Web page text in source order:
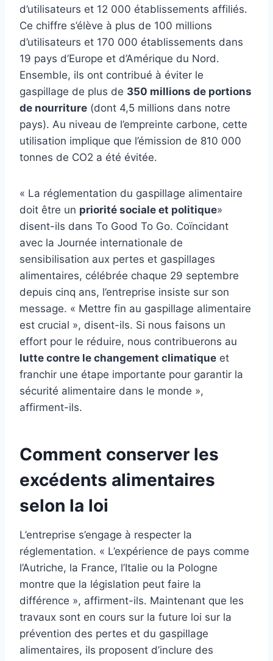
d’utilisateurs et 12 000 établissements affiliés.
Ce chiffre s’élève à plus de 100 millions
d’utilisateurs et 170 000 établissements dans
19 pays d’Europe et d’Amérique du Nord.
Ensemble, ils ont contribué à éviter le
gaspillage de plus de 350 millions de portions
de nourriture (dont 4,5 millions dans notre
pays). Au niveau de l’empreinte carbone, cette
utilisation implique que l’émission de 810 000
tonnes de CO2 a été évitée.
« La réglementation du gaspillage alimentaire
doit être un priorité sociale et politique»
disent-ils dans To Good To Go. Coïncidant
avec la Journée internationale de
sensibilisation aux pertes et gaspillages
alimentaires, célébrée chaque 29 septembre
depuis cinq ans, l’entreprise insiste sur son
message. « Mettre fin au gaspillage alimentaire
est crucial », disent-ils. Si nous faisons un
effort pour le réduire, nous contribuerons au
lutte contre le changement climatique et
franchir une étape importante pour garantir la
sécurité alimentaire dans le monde »,
affirment-ils.
Comment conserver les
excédents alimentaires
selon la loi
L’entreprise s’engage à respecter la
réglementation. « L’expérience de pays comme
l’Autriche, la France, l’Italie ou la Pologne
montre que la législation peut faire la
différence », affirment-ils. Maintenant que les
travaux sont en cours sur la future loi sur la
prévention des pertes et du gaspillage
alimentaires, ils proposent d’inclure des